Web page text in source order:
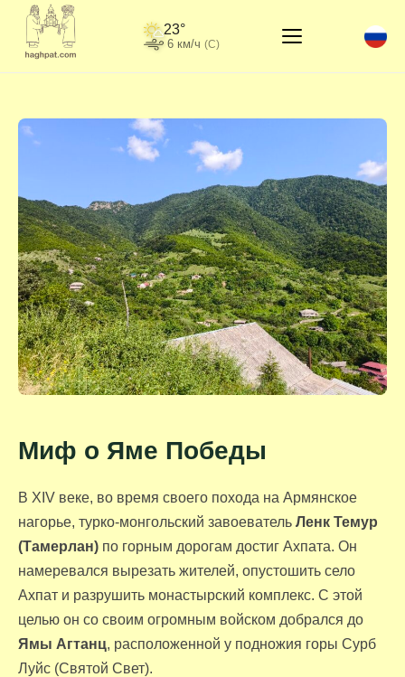
23°
6 км/ч (С)
Миф о Яме Победы
В XIV веке, во время своего похода на Армянское
нагорье, турко-монгольский завоеватель Ленк Темур
(Тамерлан) по горным дорогам достиг Ахпата. Он
намеревался вырезать жителей, опустошить село
Ахпат и разрушить монастырский комплекс. С этой
целью он со своим огромным войском добрался до
Ямы Агтанц, расположенной у подножия горы Сурб
Луйс (Святой Свет).